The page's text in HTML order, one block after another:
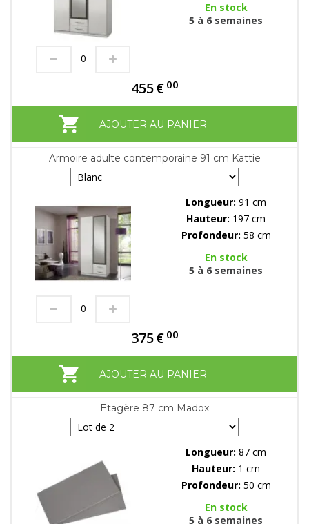
En stock
5 à 6 semaines
455€ 00
AJOUTER AU PANIER
Armoire adulte contemporaine 91 cm Kattie
Longueur: 91 cm
Hauteur: 197 cm
Profondeur: 58 cm
En stock
5 à 6 semaines
375€ 00
AJOUTER AU PANIER
Etagère 87 cm Madox
Longueur: 87 cm
Hauteur: 1 cm
Profondeur: 50 cm
En stock
5 à 6 semaines